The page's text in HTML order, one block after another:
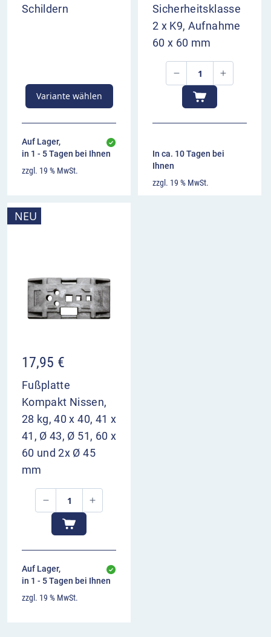
Schildern
Variante wählen
Auf Lager,
in 1 - 5 Tagen bei Ihnen
zzgl. 19 % MwSt.
Sicherheitsklasse
2 x K9, Aufnahme
60 x 60 mm
In ca. 10 Tagen bei
Ihnen
zzgl. 19 % MwSt.
NEU
17,95 €
Fußplatte
Kompakt Nissen,
28 kg, 40 x 40, 41 x
41, Ø 43, Ø 51, 60 x
60 und 2x Ø 45
mm
Auf Lager,
in 1 - 5 Tagen bei Ihnen
zzgl. 19 % MwSt.